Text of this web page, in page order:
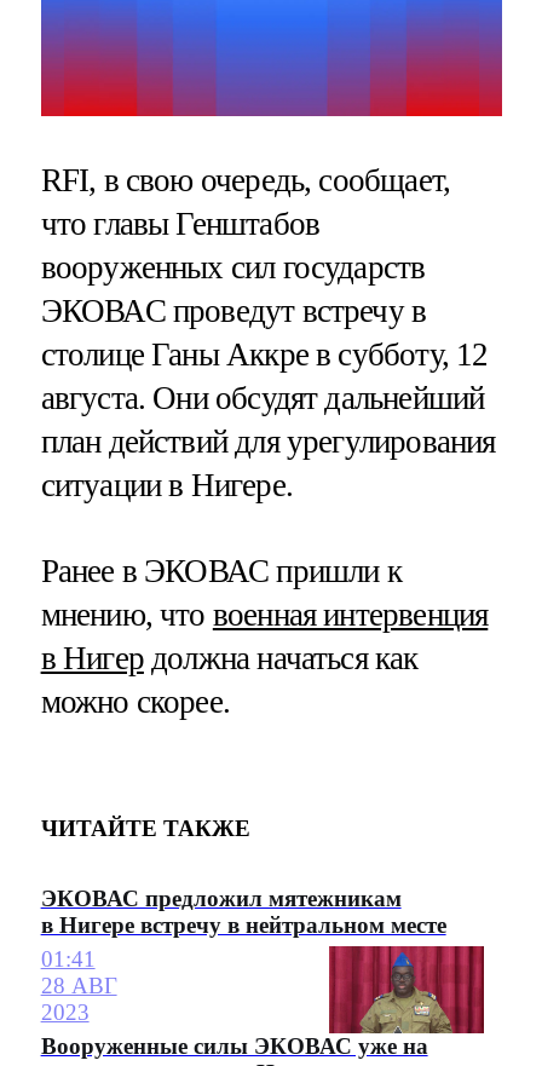
RFI, в свою очередь, сообщает,
что главы Генштабов
вооруженных сил государств
ЭКОВАС проведут встречу в
столице Ганы Аккре в субботу, 12
августа. Они обсудят дальнейший
план действий для урегулирования
ситуации в Нигере.
Ранее в ЭКОВАС пришли к
мнению, что военная интервенция
в Нигердолжна начаться как
можно скорее.
ЧИТАЙТЕ ТАКЖЕ
ЭКОВАС предложил мятежникам
в Нигере встречу в нейтральном месте
01:41
28 АВГ
2023
Вооруженные силы ЭКОВАС уже на